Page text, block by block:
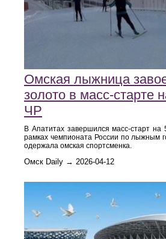
Омская лыжница
золото в масс-старте
ЧР
В Апатитах завершился масс-старт на
рамках чемпионата России по лыжным
одержала омская спортсменка.
Омск Daily → 2026-04-12